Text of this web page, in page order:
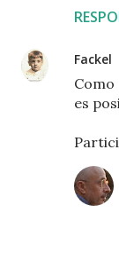
Fackel
Como
es